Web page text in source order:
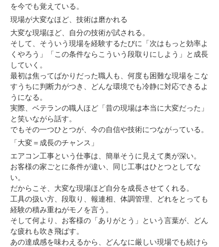
を今でも覚えている。
現場が大変なほど、技術は磨かれる
大変な現場ほど、自分の技術が試される。
そして、そういう現場を経験するたびに「次はもっと効率よ
くやろう」「この条件ならこういう段取りにしよう」と成長
していく。
最初は焦ってばかりだった職人も、何度も困難な現場をこな
すうちに判断力がつき、どんな環境でも冷静に対応できるよ
うになる。
実際、ベテランの職人ほど「昔の現場は本当に大変だった」
と笑いながら話す。
でもその一つひとつが、今の自信や技術につながっている。
「大変＝成長のチャンス」
エアコン工事という仕事は、簡単そうに見えて奥が深い。
お客様の家ごとに条件が違い、同じ工事はひとつとしてな
い。
だからこそ、大変な現場ほど自分を成長させてくれる。
工具の扱い方、段取り、報連相、体調管理、どれをとっても
経験の積み重ねがモノを言う。
そして何より、お客様の「ありがとう」という言葉が、どん
な疲れも吹き飛ばす。
あの達成感を味わえるから、どんなに厳しい現場でも続けら